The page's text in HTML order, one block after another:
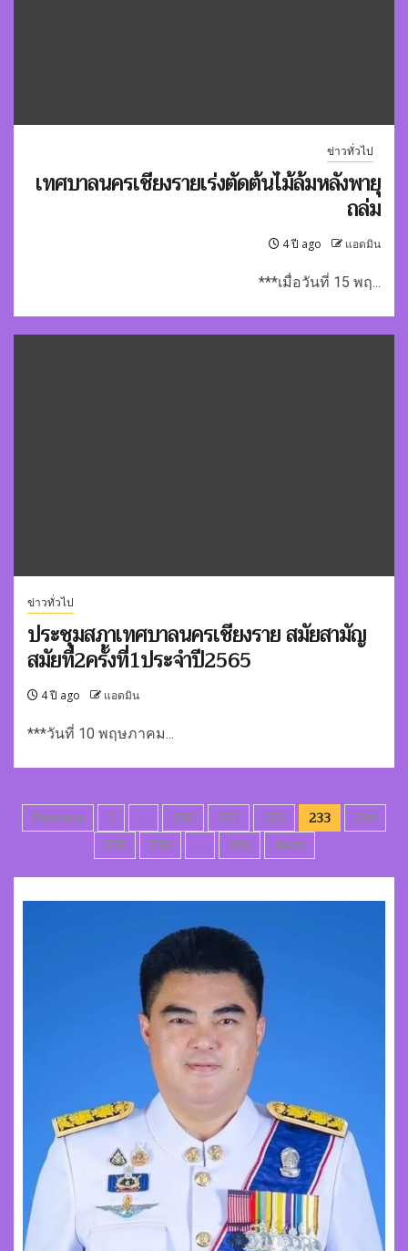
ข่าวทั่วไป
เทศบาลนครเชียงรายเร่งตัดต้นไม้ล้มหลังพายุ
ถล่ม
4 ปี ago แอดมิน
***เมื่อวันที่ 15 พฤ...
ข่าวทั่วไป
ประชุมสภาเทศบาลนครเชียงราย สมัยสามัญ
สมัยที่2ครั้งที่1ประจำปี2565
4 ปี ago แอดมิน
***วันที่ 10 พฤษภาคม...
Posts
pagination
Previous 1 … 230 231 232 233
234
235
236 … 335 Next